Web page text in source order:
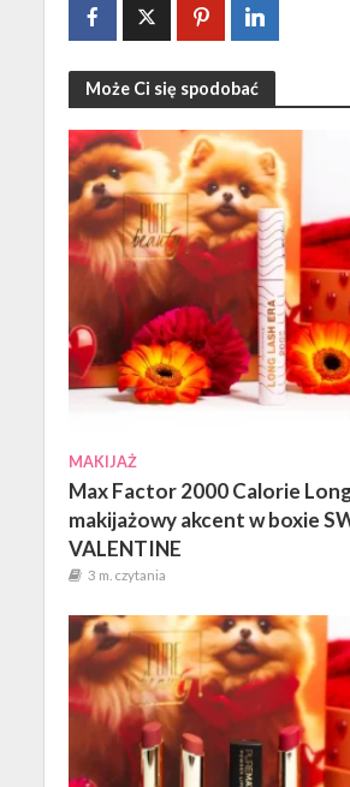
Może Ci się spodobać
MAKIJAŻ
Max Factor 2000 Calorie Long
makijażowy akcent w boxie
VALENTINE
3 m. czytania